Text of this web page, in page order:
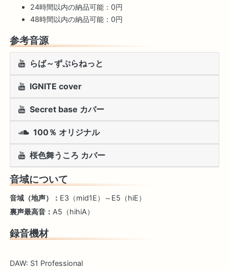
24時間以内の納品可能：0円
48時間以内の納品可能：0円
参考音源
らば～ずぷらねっと
IGNITE cover
Secret base カバー
100％ オリジナル
桜色舞うころ カバー
音域について
音域（地声）： E3（mid1E）～E5（hiE）
裏声最高音： A5（hihiA）
録音機材
DAW: S1 Professional